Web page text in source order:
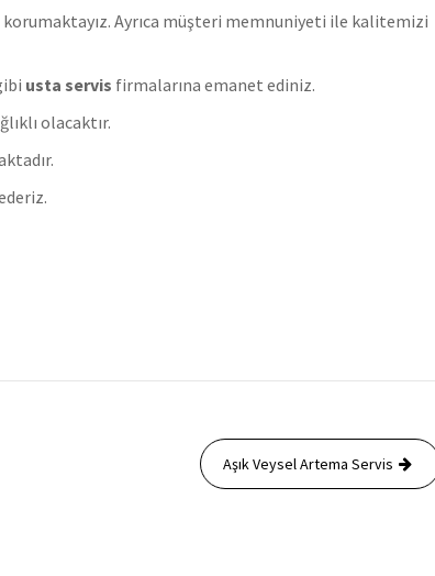
Ayrıca müşteri memnuniyeti ile kalitemizi
usta servis firmalarına emanet ediniz.
olacaktır.
Aşık Veysel Artema Servis